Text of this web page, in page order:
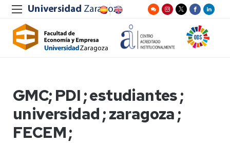
GMC; PDI ; estudiantes ;
universidad ; zaragoza ;
FECEM ;